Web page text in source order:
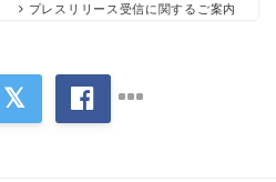
プレスリリース受信に関するご案内